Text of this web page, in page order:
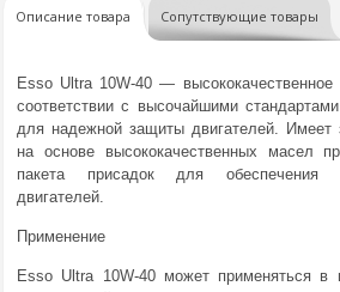
Описание товара Сопутствующие товары
Esso Ultra 10W-40 — высококачественное
соответствии с высочайшими
для надежной защиты двигателей. Имеет
на основе высококачественных масел
пакета присадок для обеспечения
двигателей.
Применение
Esso Ultra 10W-40 может применяться в